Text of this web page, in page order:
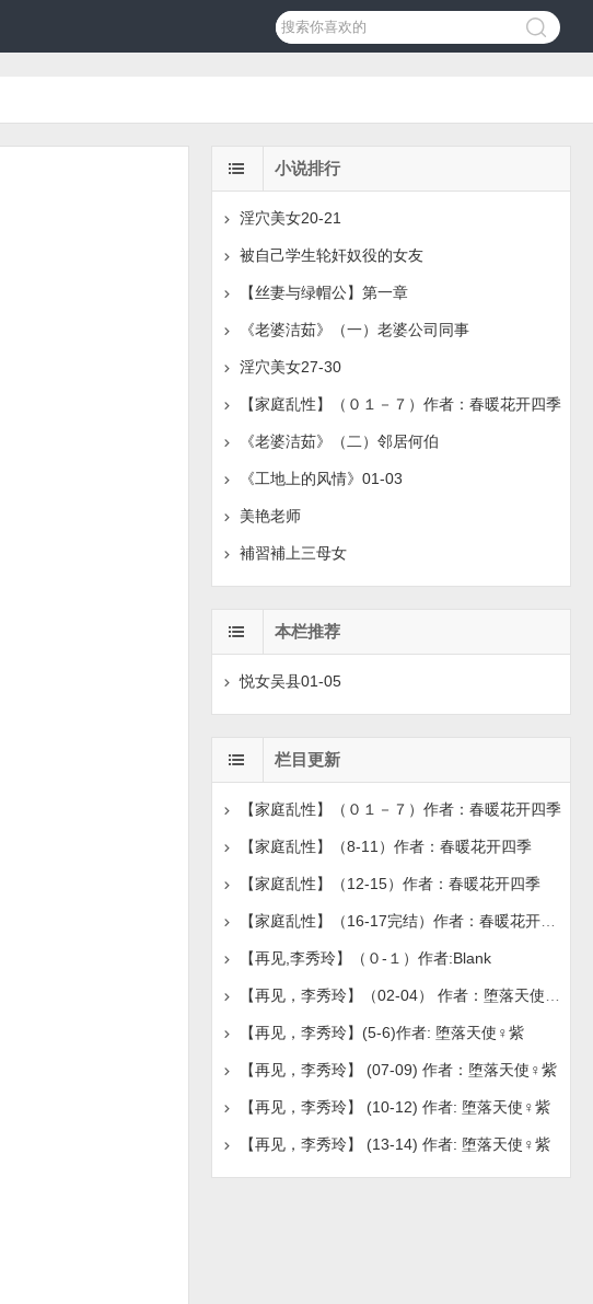
小说排行
淫穴美女20-21
被自己学生轮奸奴役的女友
【丝妻与绿帽公】第一章
《老婆洁茹》（一）老婆公司同事
淫穴美女27-30
【家庭乱性】（０１－７）作者：春暖花开四季
《老婆洁茹》（二）邻居何伯
《工地上的风情》01-03
美艳老师
補習補上三母女
本栏推荐
悦女吴县01-05
栏目更新
【家庭乱性】（０１－７）作者：春暖花开四季
【家庭乱性】（8-11）作者：春暖花开四季
【家庭乱性】（12-15）作者：春暖花开四季
【家庭乱性】（16-17完结）作者：春暖花开四季
【再见,李秀玲】（０-１）作者:Blank
【再见，李秀玲】(5-6)作者: 堕落天使♀紫
【再见，李秀玲】 (07-09) 作者：堕落天使♀紫
【再见，李秀玲】 (10-12) 作者: 堕落天使♀紫
【再见，李秀玲】 (13-14) 作者: 堕落天使♀紫